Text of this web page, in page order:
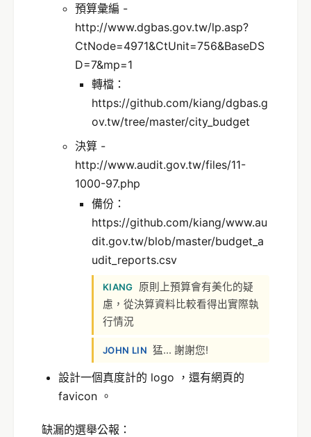
預算彙編 -
http://www.dgbas.gov.tw/lp.asp?
CtNode=4971&CtUnit=756&BaseDS
D=7&mp=1
轉檔：
https://github.com/kiang/dgbas.g
ov.tw/tree/master/city_budget
決算 -
http://www.audit.gov.tw/files/11-
1000-97.php
備份：
https://github.com/kiang/www.au
dit.gov.tw/blob/master/budget_a
udit_reports.csv
KIANG
原則上預算會有美化的疑
慮，從決算資料比較看得出實際執
行情況
JOHN LIN 猛... 謝謝您!
設計一個真度計的 logo ，還有網頁的
favicon 。
缺漏的選舉公報：